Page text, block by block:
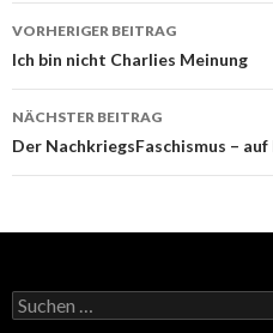
Beitrags-
Navigation
VORHERIGER BEITRAG
Ich bin nicht Charlies Meinung
NÄCHSTER BEITRAG
Der NachkriegsFaschismus –
Suchen
nach: